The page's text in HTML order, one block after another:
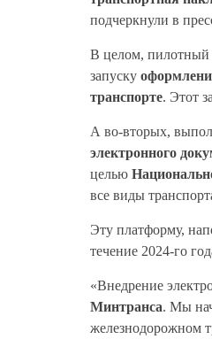
подчеркнули в
В целом, пилотный
запуску
транспорте. Этот
А во-вторых,
электронного
целью
все виды
Эту платформу,
течение 2024-го
«Внедрение
Минтранса. Мы
железнодорожном